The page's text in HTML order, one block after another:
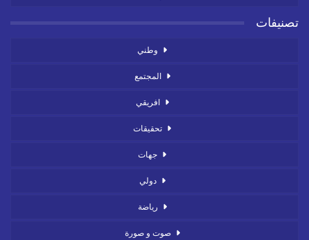
تصنيفات
وطني
المجتمع
افريقي
تحقيقات
جهات
دولي
رياضة
صوت و صورة